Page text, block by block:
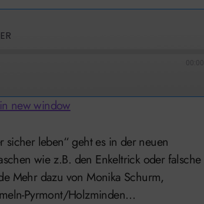
Forward
30
00:00
new window
wie z.B. den Enkeltrick oder falsche
Mehr dazu von Monika Schurm,
Pyrmont/Holzminden…